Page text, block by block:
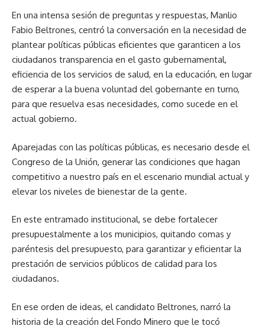
En una intensa sesión de preguntas y respuestas, Manlio
Fabio Beltrones, centró la conversación en la necesidad de
plantear políticas públicas eficientes que garanticen a los
ciudadanos transparencia en el gasto gubernamental,
eficiencia de los servicios de salud, en la educación, en lugar
de esperar a la buena voluntad del gobernante en turno,
para que resuelva esas necesidades, como sucede en el
actual gobierno.
Aparejadas con las políticas públicas, es necesario desde el
Congreso de la Unión, generar las condiciones que hagan
competitivo a nuestro país en el escenario mundial actual y
elevar los niveles de bienestar de la gente.
En este entramado institucional, se debe fortalecer
presupuestalmente a los municipios, quitando comas y
paréntesis del presupuesto, para garantizar y eficientar la
prestación de servicios públicos de calidad para los
ciudadanos.
En ese orden de ideas, el candidato Beltrones, narró la
historia de la creación del Fondo Minero que le tocó